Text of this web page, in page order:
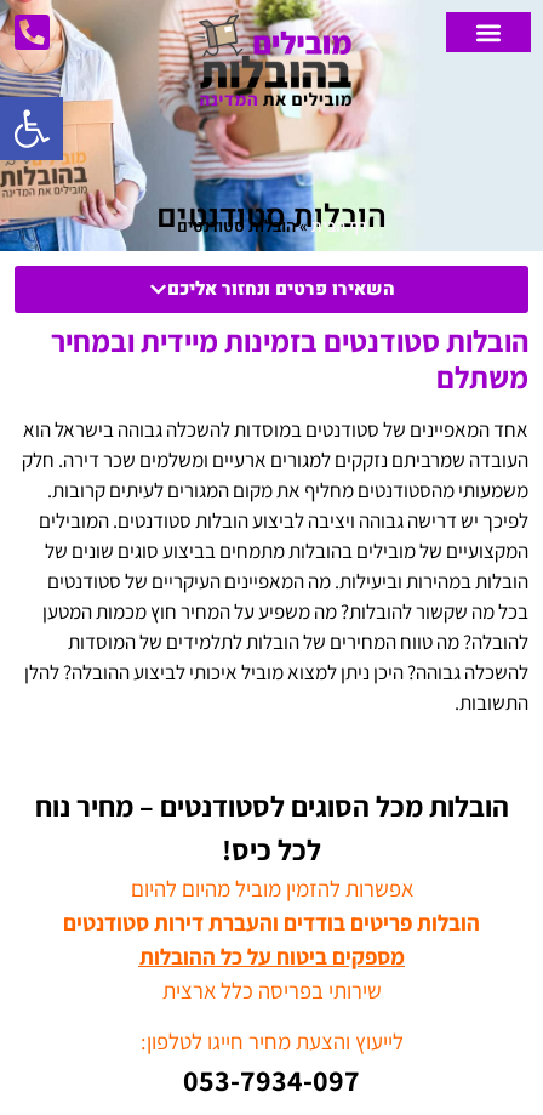
הובלות סטודנטים
דף הבית»הובלות סטודנטים
השאירו פרטים ונחזור אליכם
הובלות סטודנטים בזמינות מיידית ובמחיר
משתלם
אחד המאפיינים של סטודנטים במוסדות להשכלה גבוהה בישראל הוא
העובדה שמרביתם נזקקים למגורים ארעיים ומשלמים שכר דירה. חלק
משמעותי מהסטודנטים מחליף את מקום המגורים לעיתים קרובות.
לפיכך יש דרישה גבוהה ויציבה לביצוע הובלות סטודנטים. המובילים
המקצועיים של מובילים בהובלות מתמחים בביצוע סוגים שונים של
הובלות במהירות וביעילות. מה המאפיינים העיקריים של סטודנטים
בכל מה שקשור להובלות? מה משפיע על המחיר חוץ מכמות המטען
להובלה? מה טווח המחירים של הובלות לתלמידים של המוסדות
להשכלה גבוהה? היכן ניתן למצוא מוביל איכותי לביצוע ההובלה? להלן
התשובות.
הובלות מכל הסוגים לסטודנטים –מחיר נוח
לכל כיס!
אפשרות להזמין מוביל מהיום להיום
הובלות פריטים בודדים והעברת דירות סטודנטים
מספקים ביטוח על כל ההובלות
שירותי בפריסה כלל ארצית
לייעוץ והצעת מחיר חייגו לטלפון:
053-7934-097
פתח